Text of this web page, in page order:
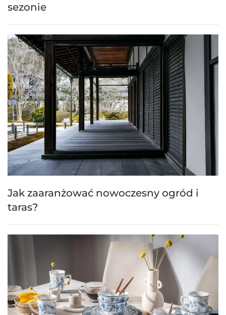
sezonie
Jak zaaranżować nowoczesny ogród i
taras?